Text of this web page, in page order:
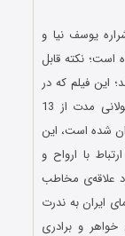
یوسف نیا و
نکته قابل
ساله آن می‌باشد؛ این فیلم که در
سال 1382 تولید شده است، پس از توقیفی طولانی مدت از 13
شده است، این
با ارواح و
علاقه‌ی مخاطب
ایران به ندرت
خواهر و برادری